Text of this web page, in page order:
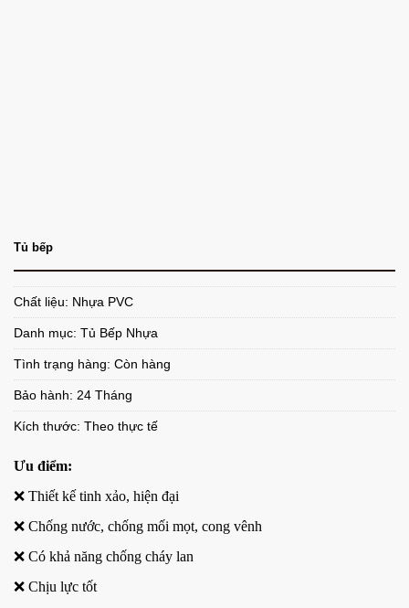
Tủ bếp
Chất liệu: Nhựa PVC
Danh mục: Tủ Bếp Nhựa
Tình trạng hàng: Còn hàng
Bảo hành: 24 Tháng
Kích thước: Theo thực tế
Ưu điểm:
❌ Thiết kế tinh xảo, hiện đại
❌ Chống nước, chống mối mọt, cong vênh
❌ Có khả năng chống cháy lan
❌ Chịu lực tốt